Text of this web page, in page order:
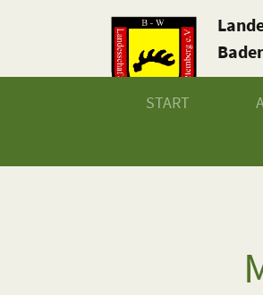
START